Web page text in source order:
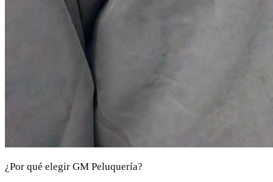
¿Por qué elegir GM Peluquería?